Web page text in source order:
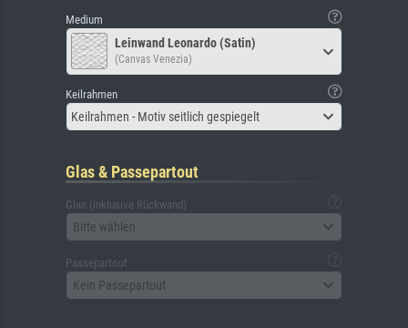
Medium
Leinwand Leonardo (Satin)
(Canvas Venezia)
Keilrahmen
Keilrahmen - Motiv seitlich gespiegelt
Glas & Passepartout
Glas (inklusive Rückwand)
Bitte wählen
Passepartout
Kein Passepartout